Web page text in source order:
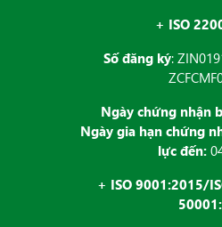
+ ISO
Số đăng ký:
Ngày chứng nhận
Ngày gia hạn chứng
lực đến:
+ ISO 9001:2015/